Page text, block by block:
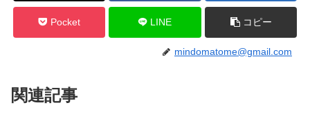
Pocket LINE コピー
mindomatome@gmail.com
関連記事